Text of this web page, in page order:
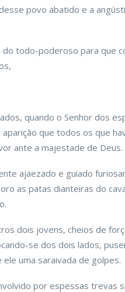
povo abatido e a
todo-poderoso para que
quando o Senhor dos
que todos os que
ante a majestade de Deus.
ajaezado e guiado
as patas dianteiras do
dois jovens, cheios de
se dos dois lados,
uma saraivada de golpes.
por espessas trevas